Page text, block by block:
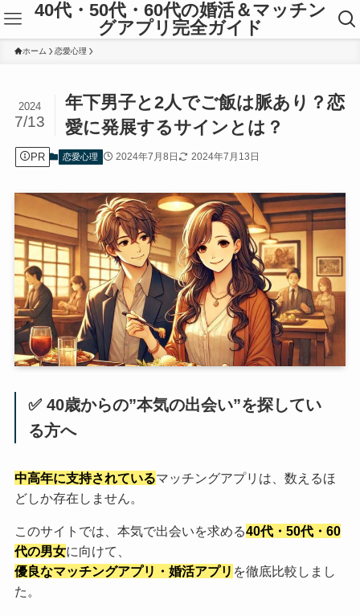
40代・50代・60代の婚活＆マッチン
グアプリ完全ガイド
ホーム 恋愛心理
年下男子と2人でご飯は脈あり？恋
愛に発展するサインとは？
2024
7/13
PR 恋愛心理 2024年7月8日 2024年7月13日
✅ 40歳からの”本気の出会い”を探してい
る方へ
中高年に支持されているマッチングアプリは、数えるほ
どしか存在しません。
このサイトでは、本気で出会いを求める40代・50代・60
代の男女に向けて、
優良なマッチングアプリ・婚活アプリ を徹底比較しまし
た。